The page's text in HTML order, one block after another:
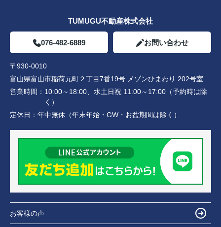
TUMUGU不動産株式会社
076-482-6889 お問い合わせ
〒930-0010
富山県富山市稲荷元町２丁目7番19号 メゾンひまわり 202号室
営業時間： 10:00～18:00、水土日祝 11:00～17:00（予約時は除
く）
定休日： 年中無休（年末年始・GW・お盆期間は除く）
お客様の声